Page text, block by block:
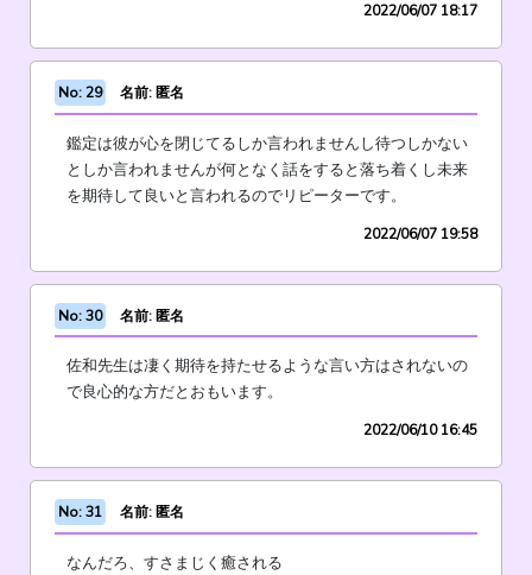
2022/06/07 18:17
No: 29 名前: 匿名
鑑定は彼が心を閉じてるしか言われませんし待つしかない
としか言われませんが何となく話をすると落ち着くし未来
を期待して良いと言われるのでリピーターです。
2022/06/07 19:58
No: 30 名前: 匿名
佐和先生は凄く期待を持たせるような言い方はされないの
で良心的な方だとおもいます。
2022/06/10 16:45
No: 31 名前: 匿名
なんだろ、すさまじく癒される